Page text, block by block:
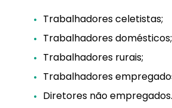
Trabalhadores celetistas;
Trabalhadores domésticos;
Trabalhadores rurais;
Trabalhadores
Diretores não empregados.